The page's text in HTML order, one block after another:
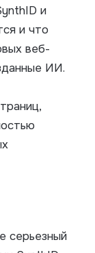
и
и что
веб-
ИИ.
серьезный